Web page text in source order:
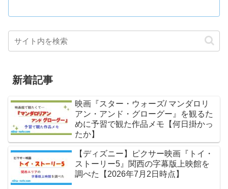
新着記事
映画『スター・ウォーズ/ マンダロリ
アン・アンド・グローグー』を観るた
めに予習で観た作品メモ【何日掛かっ
たか】
【ディズニー】ピクサー映画『トイ・
ストーリー5』関西の字幕版上映館を
調べた【2026年7月2日時点】